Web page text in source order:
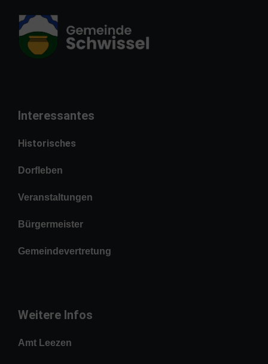
Interessantes
Historisches
Dorfleben
Veranstaltungen
Bürgermeister
Gemeindevertretung
Weitere Infos
Amt Leezen